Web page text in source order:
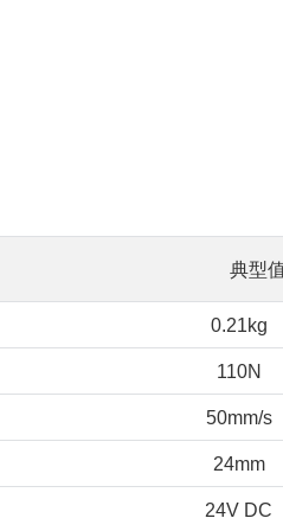
典型
0.21kg
110N
50mm/s
24mm
24V DC